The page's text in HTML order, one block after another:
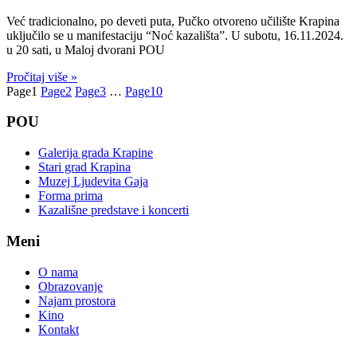
Već tradicionalno, po deveti puta, Pučko otvoreno učilište Krapina
uključilo se u manifestaciju “Noć kazališta”. U subotu, 16.11.2024.
u 20 sati, u Maloj dvorani POU
Pročitaj više »
Page1 Page2 Page3 … Page10
POU
Galerija grada Krapine
Stari grad Krapina
Muzej Ljudevita Gaja
Forma prima
Kazališne predstave i koncerti
Meni
O nama
Obrazovanje
Najam prostora
Kino
Kontakt